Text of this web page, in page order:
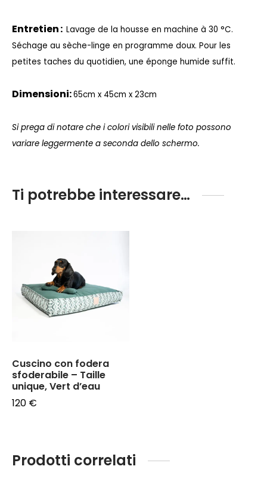
Entretien : Lavage de la housse en machine à 30 °C.
Séchage au sèche-linge en programme doux. Pour les
petites taches du quotidien, une éponge humide suffit.
Dimensioni:65cm x 45cm x 23cm
Si prega di notare che i colori visibili nelle foto possono
variare leggermente a seconda dello schermo.
Ti potrebbe interessare…
Cuscino con fodera
sfoderabile – Taille
unique, Vert d’eau
120 €
Prodotti correlati